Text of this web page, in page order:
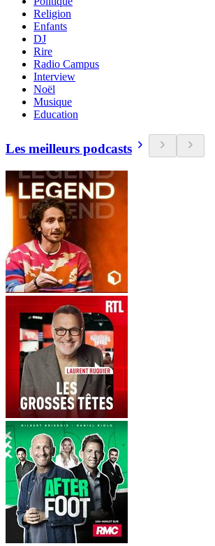
Religion
Enfants
DJ
Rire
Radio Campus
Interview
Noël
Musique
Education
Les meilleurs podcasts